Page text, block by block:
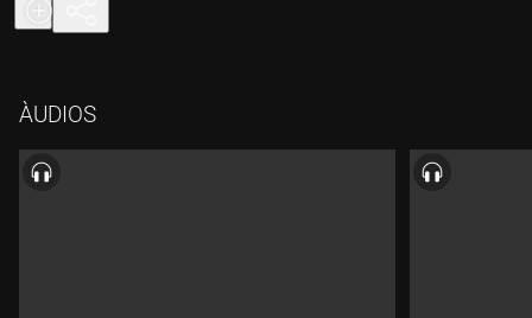
MODA: Patrycia Centeno. 17.32:TEMA: Llévame hasta el cielo
al Teatre Apolo de Barcelona. Entrevista a Lolita Flores i Luis
Anton Català, divulgador científic ens parla de 100 qüestions
sobre l'univers.
ÀUDIOS